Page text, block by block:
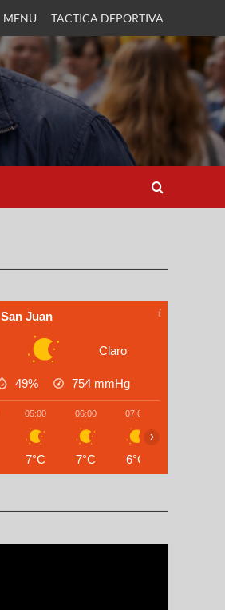
MENU TACTICA DEPORTIVA
San Juan
Claro
49% 754 mmHg
05:00
7°C
06:00
7°C
07:00
6°C
›